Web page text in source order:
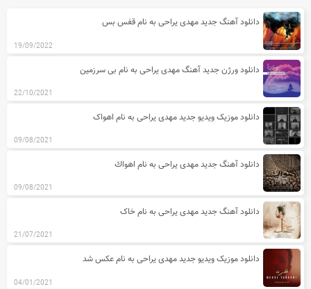
آخرین مطالب دسته بندی آهنگ های
دانلود آهنگ جدید مهدی یراحی به نام قفس بس
19/09/2022
دانلود ورژن جدید آهنگ مهدی یراحی به نام بی سرزمین
22/10/2021
دانلود موزیک ویدیو جدید مهدی یراحی به نام اهواک
09/08/2021
دانلود آهنگ جدید مهدی یراحی به نام اهواك
09/08/2021
دانلود آهنگ جدید مهدی یراحی به نام خاک
21/07/2021
دانلود موزیک ویدیو جدید مهدی یراحی به نام عکس شد
04/01/2021